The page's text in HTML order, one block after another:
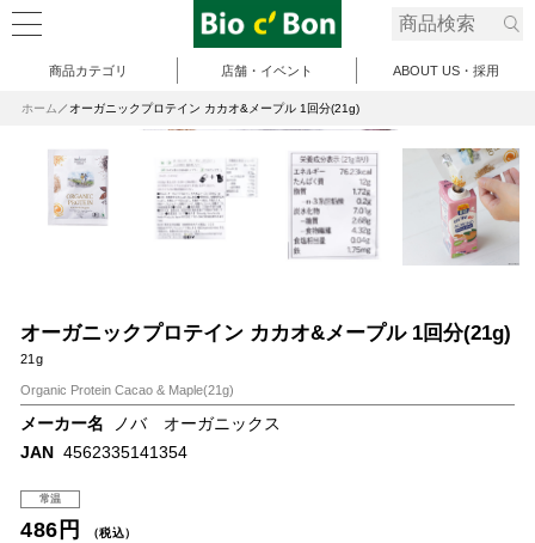
商品カテゴリ 店舗・イベント ABOUT US・採用
ホーム オーガニックプロテイン カカオ&メープル 1回分(21g)
オーガニックプロテイン カカオ&メープル 1回分(21g)
21g
Organic Protein Cacao & Maple(21g)
メーカー名
ノバ オーガニックス
JAN 4562335141354
常温
486円 （税込）